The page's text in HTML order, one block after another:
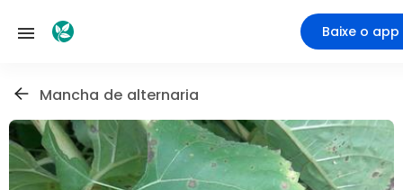
Baixe o app
Mancha de alternaria